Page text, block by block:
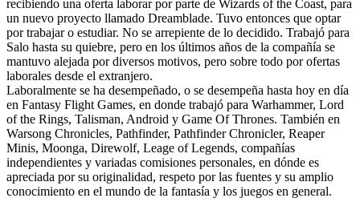
recibiendo una oferta laborar por parte de Wizards of the Coast, para
un nuevo proyecto llamado Dreamblade. Tuvo entonces que optar
por trabajar o estudiar. No se arrepiente de lo decidido. Trabajó para
Salo hasta su quiebre, pero en los últimos años de la compañía se
mantuvo alejada por diversos motivos, pero sobre todo por ofertas
laborales desde el extranjero.
Laboralmente se ha desempeñado, o se desempeña hasta hoy en día
en Fantasy Flight Games, en donde trabajó para Warhammer, Lord
of the Rings, Talisman, Android y Game Of Thrones. También en
Warsong Chronicles, Pathfinder, Pathfinder Chronicler, Reaper
Minis, Moonga, Direwolf, Leage of Legends, compañías
independientes y variadas comisiones personales, en dónde es
apreciada por su originalidad, respeto por las fuentes y su amplio
conocimiento en el mundo de la fantasía y los juegos en general.